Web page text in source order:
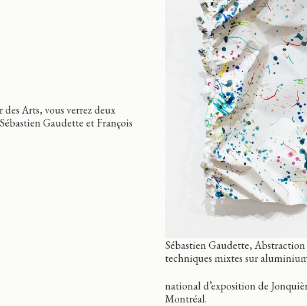
Arts, vous verrez deux
Gaudette et François
Sébastien Gaudette,
techniques mixtes sur
national d’exposition de
Montréal.